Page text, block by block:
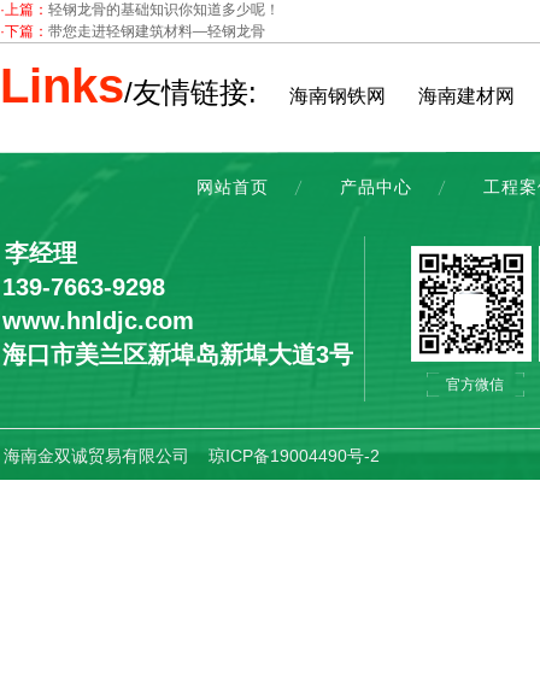
·上篇： 轻钢龙骨的基础知识你知道多少呢！
·下篇： 带您走进轻钢建筑材料—轻钢龙骨
Links/友情链接: 海南钢铁网 海南建材网
网站首页 产品中心 工程
经理
7663-9298
口市美兰区新埠岛新埠大道3号
官方微信
南金双诚贸易有限公司 琼ICP备19004490号-2